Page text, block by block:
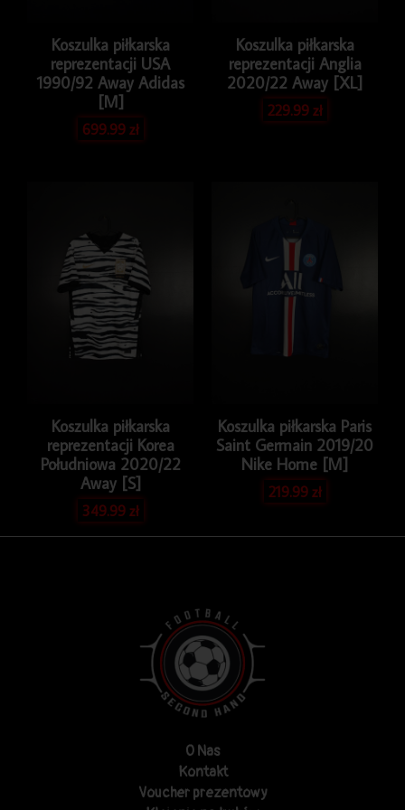
Koszulka piłkarska
reprezentacji USA
1990/92 Away Adidas
[M]
699.99zł
Koszulka piłkarska
reprezentacji Anglia
2020/22 Away [XL]
229.99zł
Koszulka piłkarska
reprezentacji Korea
Południowa 2020/22
Away [S]
349.99zł
Koszulka piłkarska Paris
Saint Germain 2019/20
Nike Home [M]
219.99zł
O Nas
Kontakt
Voucher prezentowy